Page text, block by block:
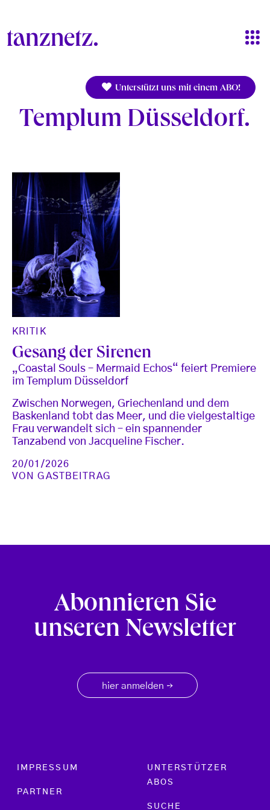
Unterstützt uns mit einem ABO!
Templum Düsseldorf
KRITIK
Gesang der Sirenen
„Coastal Souls – Mermaid Echos“ feiert Premiere
im Templum Düsseldorf
Zwischen Norwegen, Griechenland und dem
Baskenland tobt das Meer, und die vielgestaltige
Frau verwandelt sich – ein spannender
Tanzabend von Jacqueline Fischer.
20/01/2026
VONGASTBEITRAG
Abonnieren Sie
unseren Newsletter
hier anmelden →
Footer menu
IMPRESSUM
PARTNER
UNTERSTÜTZER
ABOS
SUCHE